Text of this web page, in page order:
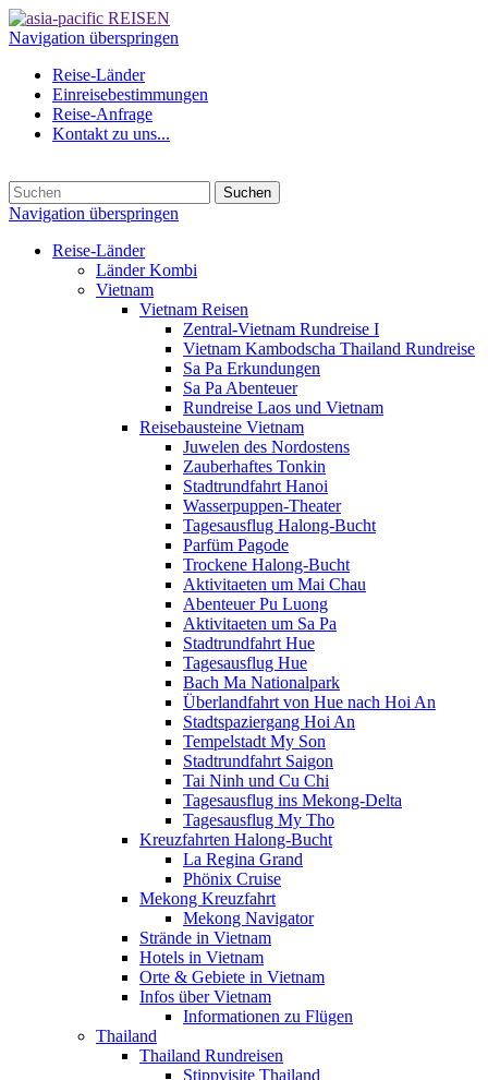
Navigation überspringen
Reise-Länder
Einreisebestimmungen
Reise-Anfrage
Kontakt zu uns...
Suchen
Navigation überspringen
Reise-Länder
Länder Kombi
Vietnam
Vietnam Reisen
Zentral-Vietnam Rundreise I
Vietnam Kambodscha Thailand Rundreise
Sa Pa Erkundungen
Sa Pa Abenteuer
Rundreise Laos und Vietnam
Reisebausteine Vietnam
Juwelen des Nordostens
Zauberhaftes Tonkin
Stadtrundfahrt Hanoi
Wasserpuppen-Theater
Tagesausflug Halong-Bucht
Parfüm Pagode
Trockene Halong-Bucht
Aktivitaeten um Mai Chau
Abenteuer Pu Luong
Aktivitaeten um Sa Pa
Stadtrundfahrt Hue
Tagesausflug Hue
Bach Ma Nationalpark
Überlandfahrt von Hue nach Hoi An
Stadtspaziergang Hoi An
Tempelstadt My Son
Stadtrundfahrt Saigon
Tai Ninh und Cu Chi
Tagesausflug ins Mekong-Delta
Tagesausflug My Tho
Kreuzfahrten Halong-Bucht
La Regina Grand
Phönix Cruise
Mekong Kreuzfahrt
Mekong Navigator
Strände in Vietnam
Hotels in Vietnam
Orte & Gebiete in Vietnam
Infos über Vietnam
Informationen zu Flügen
Thailand
Thailand Rundreisen
Stippvisite Thailand